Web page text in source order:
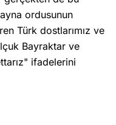
ordusunun
Türk dostlarımız ve
Bayraktar ve
ifadelerini